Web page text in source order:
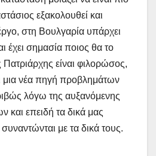
εξακολουθεί και
στη Βουλγαρία υπάρχει
έχει σημασία ποιος θα το
Πατριάρχης είναι φιλορώσος,
μια νέα πηγή προβλημάτων
λόγω της αυξανόμενης
επειδή τα δικά μας
με τα δικά τους.